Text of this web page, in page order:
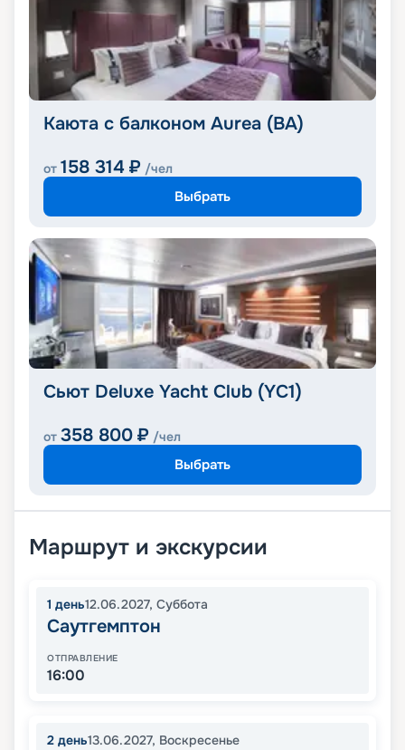
Каюта с балконом Aurea (BA)
от 158 314 ₽ /чел
Выбрать
Сьют Deluxe Yacht Club (YC1)
от 358 800 ₽ /чел
Выбрать
Маршрут и экскурсии
1 день12.06.2027, Суббота
Саутгемптон
ОТПРАВЛЕНИЕ
16:00
2 день13.06.2027, Воскресенье